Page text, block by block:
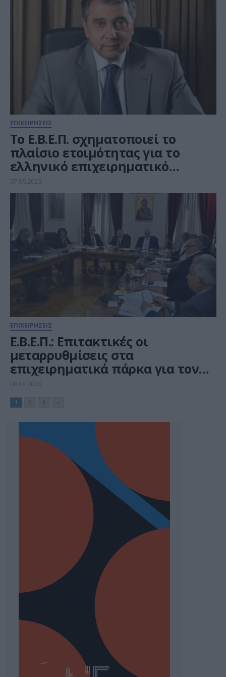
ΕΠΙΧΕΙΡΗΣΕΙΣ
Το Ε.Β.Ε.Π. σχηματοποιεί το
πλαίσιο ετοιμότητας για το
ελληνικό επιχειρηματικό
οικοσύστημα
07.05.2025
ΕΠΙΧΕΙΡΗΣΕΙΣ
Ε.Β.Ε.Π.: Επιτακτικές οι
μεταρρυθμίσεις στα
επιχειρηματικά πάρκα για τον
παραγωγικό μετασχηματισμό
08.04.2025
1 2 3